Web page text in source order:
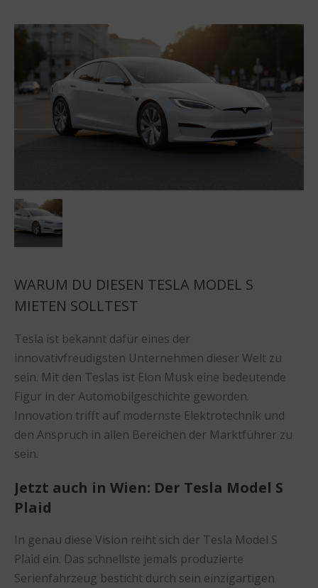
WARUM DU DIESEN TESLA MODEL S
MIETEN SOLLTEST
Tesla ist bekannt dafür eines der
innovativfreudigsten Unternehmen dieser Welt zu
sein. Mit den Teslas ist Elon Musk eine bedeutende
Figur in der Automobilgeschichte geworden.
Innovation trifft auf modernste Elektrotechnik und
den Anspruch in allen Bereichen der Marktführer zu
sein.
Jetzt auch in Wien: Der Tesla Model S
Plaid
In genau diese Vision reiht sich der Tesla Model S
Plaid ein. Das schnellste jemals produzierte
Serienfahrzeug besticht durch sein einzigartigen